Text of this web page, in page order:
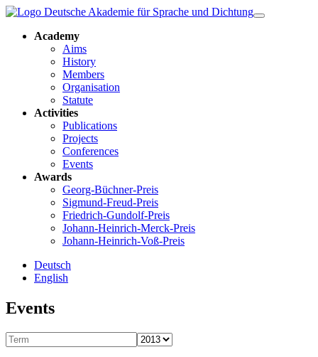
Academy
Aims
History
Members
Organisation
Statute
Activities
Publications
Projects
Conferences
Events
Awards
Georg-Büchner-Preis
Sigmund-Freud-Preis
Friedrich-Gundolf-Preis
Johann-Heinrich-Merck-Preis
Johann-Heinrich-Voß-Preis
Deutsch
English
Events